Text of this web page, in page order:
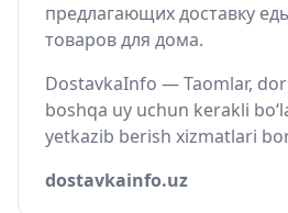
предлагающих доставку
товаров для дома.
DostavkaInfo — Taomlar,
boshqa uy uchun kerakli
yetkazib berish xizmatlari
dostavkainfo.uz